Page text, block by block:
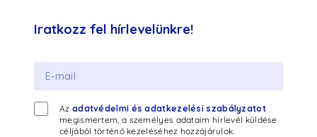
Iratkozz fel hírlevelünkre!
Az adatvédelmi és adatkezelési szabályzatot
megismertem, a személyes adataim hírlevél küldése
céljából történő kezeléséhez hozzájárulok.